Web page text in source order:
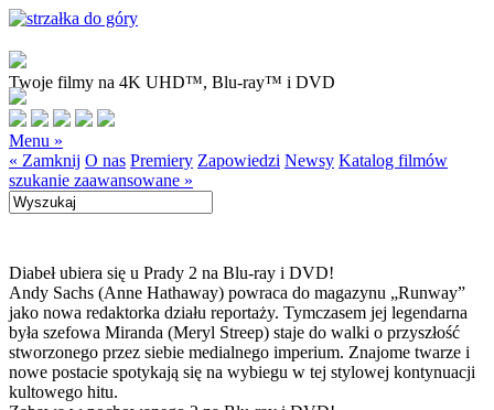
Twoje filmy na 4K UHD™, Blu-ray™ i DVD
Menu »
« Zamknij O nas Premiery Zapowiedzi Newsy Katalog filmów
szukanie zaawansowane »
Diabeł ubiera się u Prady 2 na Blu-ray i DVD!
Andy Sachs (Anne Hathaway) powraca do magazynu „Runway”
jako nowa redaktorka działu reportaży. Tymczasem jej legendarna
była szefowa Miranda (Meryl Streep) staje do walki o przyszłość
stworzonego przez siebie medialnego imperium. Znajome twarze i
nowe postacie spotykają się na wybiegu w tej stylowej kontynuacji
kultowego hitu.